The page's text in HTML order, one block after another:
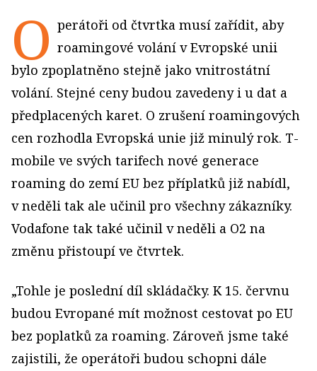
O perátoři od čtvrtka musí zařídit, aby
roamingové volání v Evropské unii
bylo zpoplatněno stejně jako vnitrostátní
volání. Stejné ceny budou zavedeny i u dat a
předplacených karet. O zrušení roamingových
cen rozhodla Evropská unie již minulý rok. T-
mobile ve svých tarifech nové generace
roaming do zemí EU bez příplatků již nabídl,
v neděli tak ale učinil pro všechny zákazníky.
Vodafone tak také učinil v neděli a O2 na
změnu přistoupí ve čtvrtek.
„Tohle je poslední díl skládačky. K 15. červnu
budou Evropané mít možnost cestovat po EU
bez poplatků za roaming. Zároveň jsme také
zajistili, že operátoři budou schopni dále